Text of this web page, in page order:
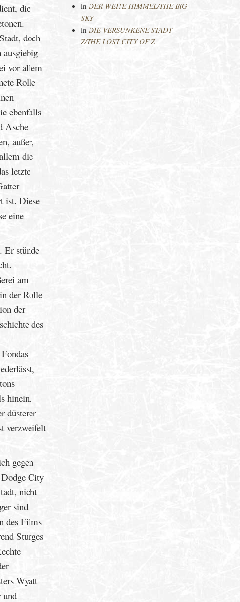
die
doch
vor allem
Rolle
ebenfalls
Asche
außer,
die
letzte
ist. Diese
eine
Er stünde
am
der Rolle
der
des
hinein.
düsterer
verzweifelt
gegen
Dodge City
nicht
sind
des Films
Sturges
Wyatt
und
in DER WEITE HIMMEL/THE BIG
SKY
in DIE VERSUNKENE STADT
Z/THE LOST CITY OF Z